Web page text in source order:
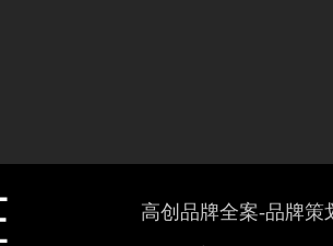
高创品牌全案-品牌策